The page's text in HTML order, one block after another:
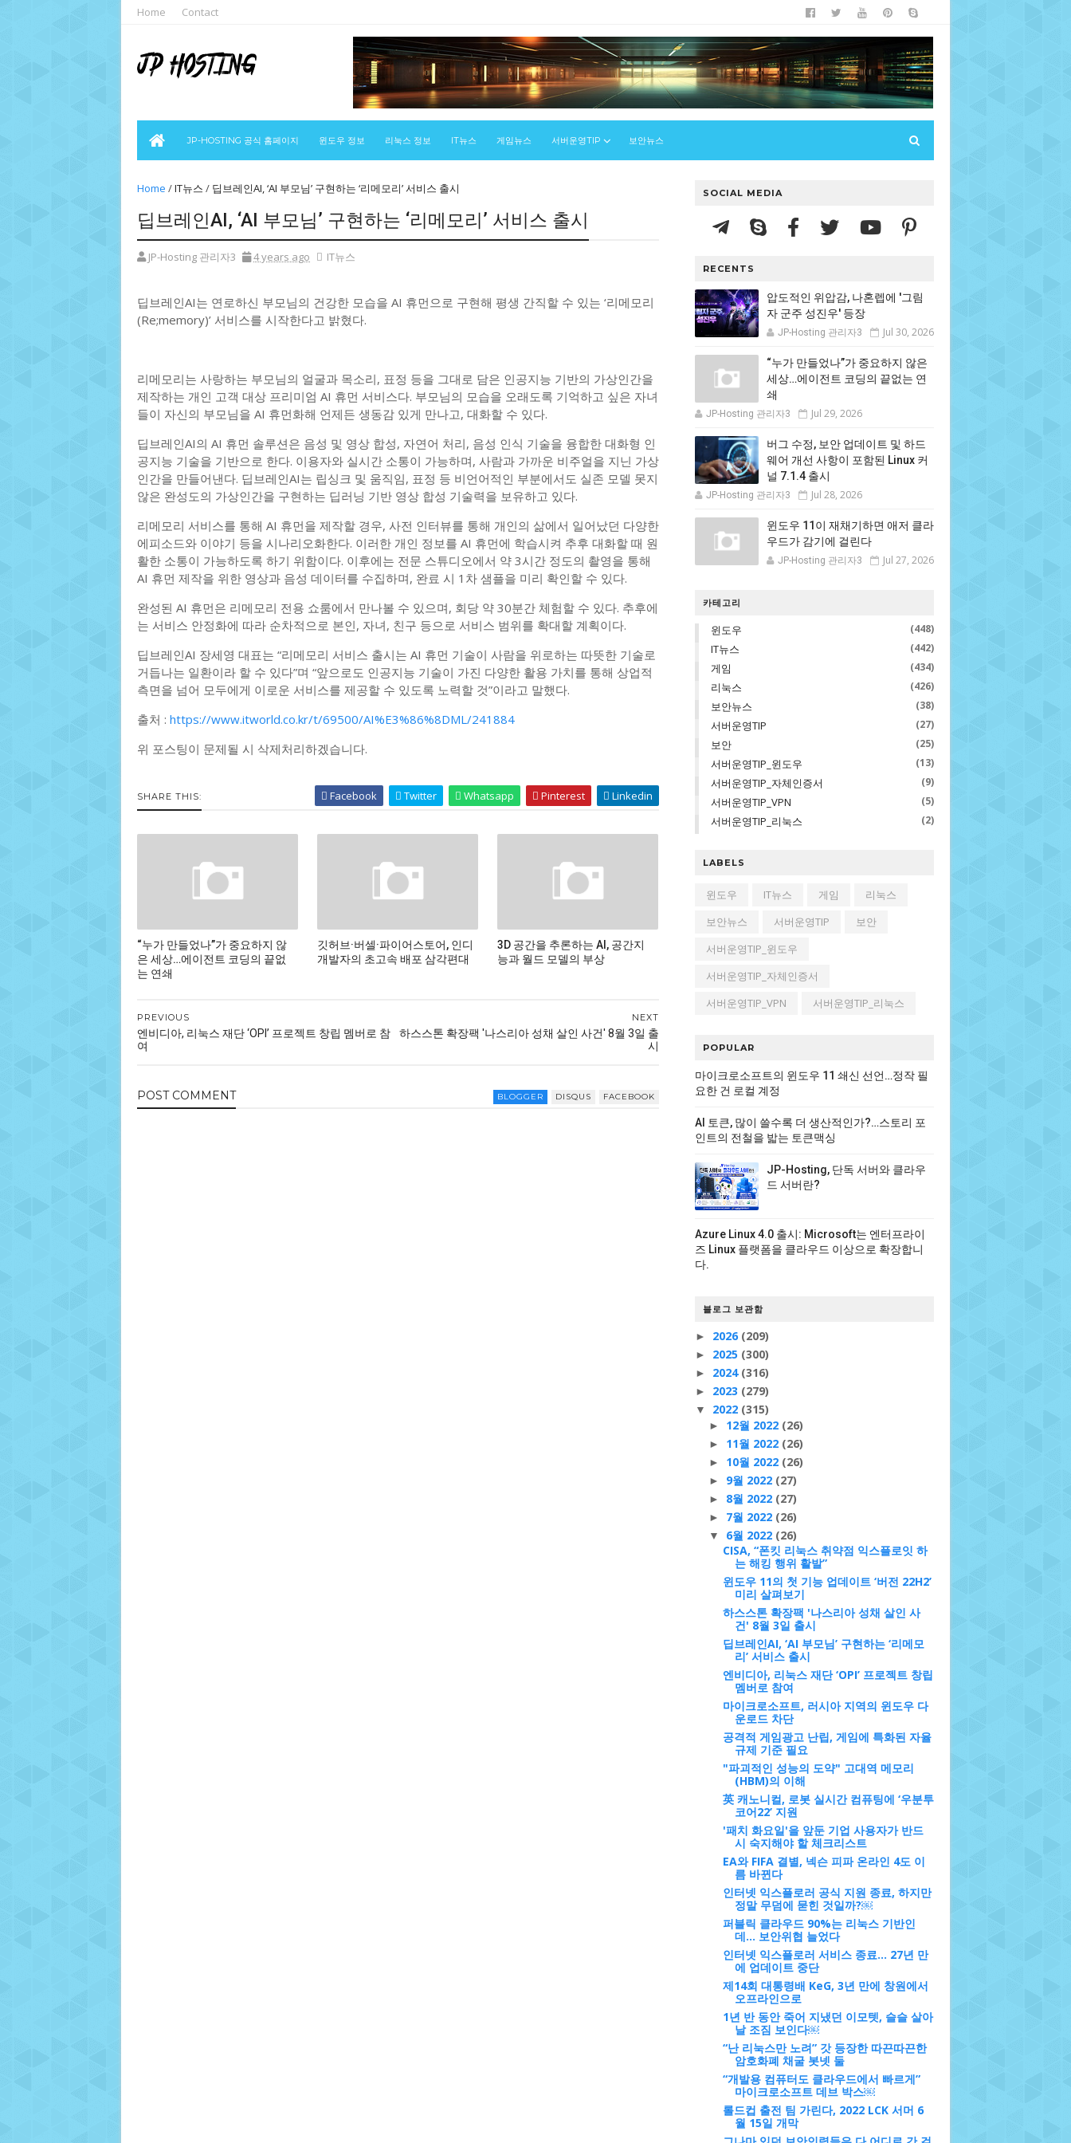
Home Contact
JP-HOSTING 공식 홈페이지 윈도우 정보 리눅스 정보 IT뉴스 게임뉴스 서버운영TIP 보안뉴스
Home /IT뉴스 / 딥브레인AI, ‘AI 부모님’ 구현하는 ‘리메모리’ 서비스 출시
딥브레인AI, ‘AI 부모님’ 구현하는 ‘리메모리’ 서비스 출시
JP-Hosting 관리자3 4 years ago IT뉴스
딥브레인AI는 연로하신 부모님의 건강한 모습을 AI 휴먼으로 구현해 평생 간직할 수 있는 ‘리메모리
(Re;memory)’ 서비스를 시작한다고 밝혔다.
리메모리는 사랑하는 부모님의 얼굴과 목소리, 표정 등을 그대로 담은 인공지능 기반의 가상인간을
제작하는 개인 고객 대상 프리미엄 AI 휴먼 서비스다. 부모님의 모습을 오래도록 기억하고 싶은 자녀
들이 자신의 부모님을 AI 휴먼화해 언제든 생동감 있게 만나고, 대화할 수 있다.
딥브레인AI의 AI 휴먼 솔루션은 음성 및 영상 합성, 자연어 처리, 음성 인식 기술을 융합한 대화형 인
공지능 기술을 기반으로 한다. 이용자와 실시간 소통이 가능하며, 사람과 가까운 비주얼을 지닌 가상
인간을 만들어낸다. 딥브레인AI는 립싱크 및 움직임, 표정 등 비언어적인 부분에서도 실존 모델 못지
않은 완성도의 가상인간을 구현하는 딥러닝 기반 영상 합성 기술력을 보유하고 있다.
리메모리 서비스를 통해 AI 휴먼을 제작할 경우, 사전 인터뷰를 통해 개인의 삶에서 일어났던 다양한
에피소드와 이야기 등을 시나리오화한다. 이러한 개인 정보를 AI 휴먼에 학습시켜 추후 대화할 때 원
활한 소통이 가능하도록 하기 위함이다. 이후에는 전문 스튜디오에서 약 3시간 정도의 촬영을 통해
AI 휴먼 제작을 위한 영상과 음성 데이터를 수집하며, 완료 시 1차 샘플을 미리 확인할 수 있다.
완성된 AI 휴먼은 리메모리 전용 쇼룸에서 만나볼 수 있으며, 회당 약 30분간 체험할 수 있다. 추후에
는 서비스 안정화에 따라 순차적으로 본인, 자녀, 친구 등으로 서비스 범위를 확대할 계획이다.
딥브레인AI 장세영 대표는 “리메모리 서비스 출시는 AI 휴먼 기술이 사람을 위로하는 따뜻한 기술로
거듭나는 일환이라 할 수 있다”며 “앞으로도 인공지능 기술이 가진 다양한 활용 가치를 통해 상업적
측면을 넘어 모두에게 이로운 서비스를 제공할 수 있도록 노력할 것”이라고 말했다.
출처 : https://www.itworld.co.kr/t/69500/AI%E3%86%8DML/241884
위 포스팅이 문제될 시 삭제처리하겠습니다.
SHARE THIS: Facebook Twitter Whatsapp Pinterest Linkedin
“누가 만들었나”가 중요하지 않
은 세상…에이전트 코딩의 끝없
는 연쇄
깃허브·버셀·파이어스토어, 인디
개발자의 초고속 배포 삼각편대
3D 공간을 추론하는 AI, 공간지
능과 월드 모델의 부상
NEXT
하스스톤 확장팩 '나스리아 성채 살인 사건' 8월 3일 출
시
PREVIOUS
엔비디아, 리눅스 재단 ‘OPI’ 프로젝트 창립 멤버로 참
여
POST COMMENT BLOGGER DISQUS FACEBOOK
SOCIAL MEDIA
RECENTS
압도적인 위압감, 나혼렙에 '그림
자 군주 성진우' 등장
JP-Hosting 관리자3 Jul 30, 2026
“누가 만들었나”가 중요하지 않은
세상…에이전트 코딩의 끝없는 연
쇄
JP-Hosting 관리자3 Jul 29, 2026
버그 수정, 보안 업데이트 및 하드
웨어 개선 사항이 포함된 Linux 커
널 7.1.4 출시
JP-Hosting 관리자3 Jul 28, 2026
윈도우 11이 재채기하면 애저 클라
우드가 감기에 걸린다
JP-Hosting 관리자3 Jul 27, 2026
카테고리
윈도우 (448)
IT뉴스 (442)
게임 (434)
리눅스 (426)
보안뉴스 (38)
서버운영TIP (27)
보안 (25)
서버운영TIP_윈도우 (13)
서버운영TIP_자체인증서 (9)
서버운영TIP_VPN (5)
서버운영TIP_리눅스 (2)
LABELS
윈도우 IT뉴스 게임
리눅스
보안뉴스
서버운영TIP
보안
서버운영TIP_윈도우
서버운영TIP_자체인증서
서버운영TIP_VPN
서버운영TIP_리눅스
POPULAR
마이크로소프트의 윈도우 11 쇄신 선언…정작 필
요한 건 로컬 계정
AI 토큰, 많이 쓸수록 더 생산적인가?…스토리 포
인트의 전철을 밟는 토큰맥싱
JP-Hosting, 단독 서버와 클라우
드 서버란?
Azure Linux 4.0 출시: Microsoft는 엔터프라이
즈 Linux 플랫폼을 클라우드 이상으로 확장합니
다.
블로그 보관함
► 2026 (209)
► 2025 (300)
► 2024 (316)
► 2023 (279)
▼ 2022 (315)
► 12월 2022 (26)
► 11월 2022 (26)
► 10월 2022 (26)
► 9월 2022 (27)
► 8월 2022 (27)
► 7월 2022 (26)
▼ 6월 2022 (26)
CISA, “폰킷 리눅스 취약점 익스플로잇 하
는 해킹 행위 활발”
윈도우 11의 첫 기능 업데이트 ‘버전 22H2’
미리 살펴보기
하스스톤 확장팩 '나스리아 성채 살인 사
건' 8월 3일 출시
딥브레인AI, ‘AI 부모님’ 구현하는 ‘리메모
리’ 서비스 출시
엔비디아, 리눅스 재단 ‘OPI’ 프로젝트 창립
멤버로 참여
마이크로소프트, 러시아 지역의 윈도우 다
운로드 차단
공격적 게임광고 난립, 게임에 특화된 자율
규제 기준 필요
"파괴적인 성능의 도약" 고대역 메모리
(HBM)의 이해
英 캐노니컬, 로봇 실시간 컴퓨팅에 ‘우분투
코어22’ 지원
'패치 화요일'을 앞둔 기업 사용자가 반드
시 숙지해야 할 체크리스트
EA와 FIFA 결별, 넥슨 피파 온라인 4도 이
름 바뀐다
인터넷 익스플로러 공식 지원 종료, 하지만
정말 무덤에 묻힌 것일까?￼
퍼블릭 클라우드 90%는 리눅스 기반인
데... 보안위협 늘었다
인터넷 익스플로러 서비스 종료... 27년 만
에 업데이트 중단
제14회 대통령배 KeG, 3년 만에 창원에서
오프라인으로
1년 반 동안 죽어 지냈던 이모텟, 슬슬 살아
날 조짐 보인다￼
“난 리눅스만 노려” 갓 등장한 따끈따끈한
암호화폐 채굴 봇넷 둘
“개발용 컴퓨터도 클라우드에서 빠르게”
마이크로소프트 데브 박스￼
롤드컵 출전 팀 가린다, 2022 LCK 서머 6
월 15일 개막